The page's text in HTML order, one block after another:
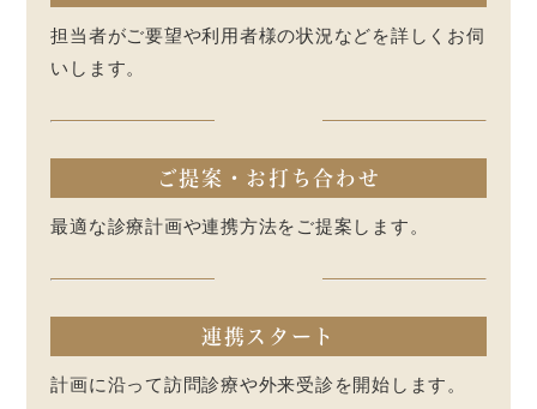
担当者がご要望や利用者様の状況などを詳しくお伺
いします。
ご提案・お打ち合わせ
最適な診療計画や連携方法をご提案します。
連携スタート
計画に沿って訪問診療や外来受診を開始します。